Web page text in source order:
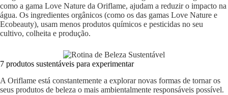
como a gama Love Nature da Oriflame, ajudam a reduzir o impacto na
água. Os ingredientes orgânicos (como os das gamas Love Nature e
Ecobeauty), usam menos produtos químicos e pesticidas no seu
cultivo, colheita e produção.
7 produtos sustentáveis para experimentar
A Oriflame está constantemente a explorar novas formas de tornar os
seus produtos de beleza o mais ambientalmente responsáveis possível.